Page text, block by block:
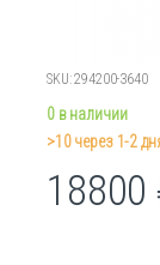
SKU: 294200-3640
0 в наличии
>10 через 1-2
18800